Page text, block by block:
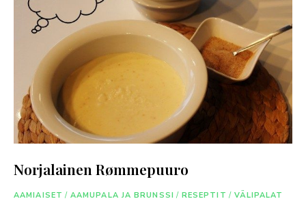
Norjalainen Rømmepuuro
AAMIAISET / AAMUPALA JA BRUNSSI / RESEPTIT / VÄLIPALAT